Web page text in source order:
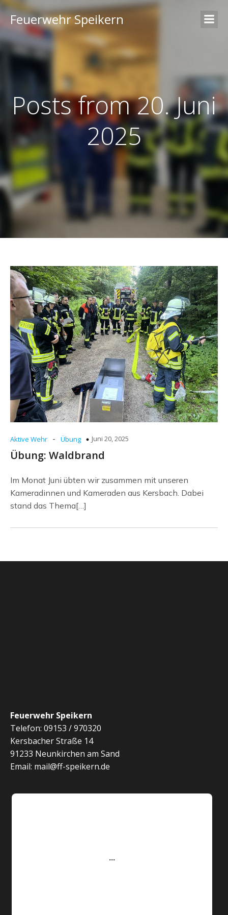
Feuerwehr Speikern
Posts from 20. Juni
2025
Aktive Wehr - Übung Juni 20, 2025
Übung: Waldbrand
Im Monat Juni übten wir zusammen mit unseren
Kameradinnen und Kameraden aus Kersbach. Dabei
stand das Thema[…]
Feuerwehr Speikern
Telefon: 09153 / 970320
Kersbacher Straße 14
91233 Neunkirchen am Sand
Email: mail@ff-speikern.de